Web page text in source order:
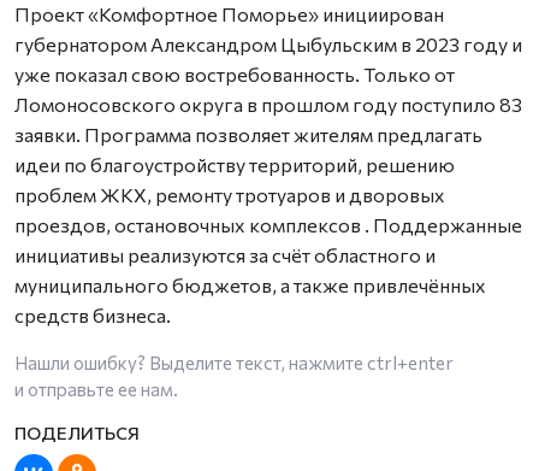
Проект «Комфортное Поморье» инициирован
губернатором Александром Цыбульским в 2023 году и
уже показал свою востребованность. Только от
Ломоносовского округа в прошлом году поступило 83
заявки. Программа позволяет жителям предлагать
идеи по благоустройству территорий, решению
проблем ЖКХ, ремонту тротуаров и дворовых
проездов, остановочных комплексов
. Поддержанные
инициативы реализуются за счёт областного и
муниципального бюджетов, а также привлечённых
средств бизнеса.
Нашли ошибку? Выделите текст, нажмите ctrl+enter
и отправьте ее нам.